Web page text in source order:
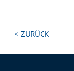
Next
< ZURÜCK